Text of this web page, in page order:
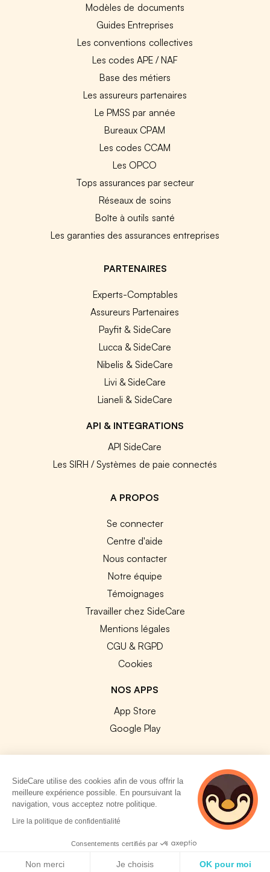
Modèles de documents
Guides Entreprises
Les conventions collectives
Les codes APE / NAF
Base des métiers
Les assureurs partenaires
Le PMSS par année
Bureaux CPAM
Les codes CCAM
Les OPCO
Tops assurances par secteur
Réseaux de soins
Boîte à outils santé
Les garanties des assurances entreprises
PARTENAIRES
Experts-Comptables
Assureurs Partenaires
Payfit & SideCare
Lucca & SideCare
Nibelis & SideCare
Livi & SideCare
Lianeli & SideCare
API & INTEGRATIONS
API SideCare
Les SIRH / Systèmes de paie connectés
A PROPOS
Se connecter
Centre d'aide
Nous contacter
Notre équipe
Témoignages
Travailler chez SideCare
Mentions légales
CGU & RGPD
Cookies
NOS APPS
App Store
Google Play
© 2026 SideCare. Tous droits réservés.
SideCare utilise des cookies afin de vous offrir la
meilleure expérience possible. En poursuivant la
navigation, vous acceptez notre politique.
Lire la politique de confidentialité
Consentements certifiés par
Non merci Je choisis OK pour moi
3 personnes
consultent
actuellement cette